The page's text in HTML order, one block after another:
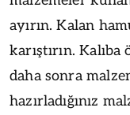
ayırın. Kalan
karıştırın. Kalıba
daha sonra
hazırladığınız